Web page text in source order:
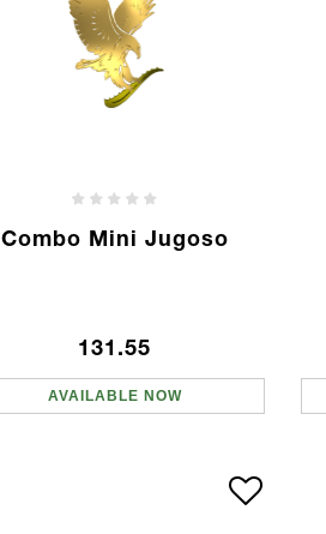
Combo Mini Jugoso
131.55
AVAILABLE NOW